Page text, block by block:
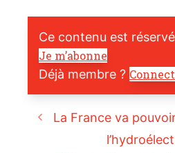
Ce contenu est
Je m’abonne
Déjà membre ?
La France va